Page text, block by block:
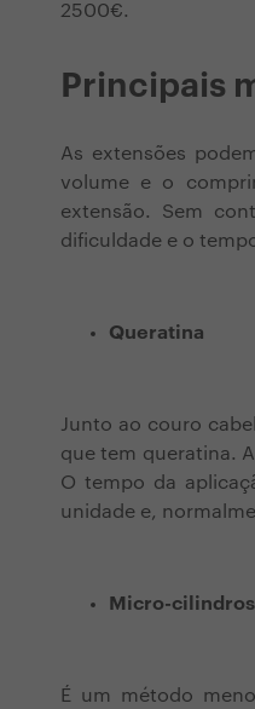
2500€.
Principais
As extensões
volume e o
extensão. Sem
dificuldade e o
Queratina
Junto ao couro
que tem queratina.
O tempo da
unidade e,
Micro-cilindros
É um método